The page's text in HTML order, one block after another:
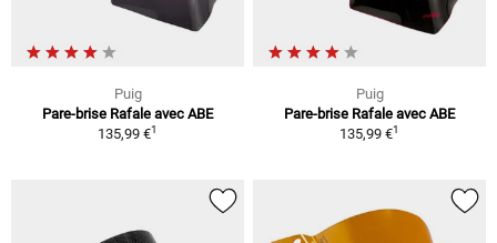
Puig
Pare-brise Rafale avec ABE
135,99 €1
Puig
Pare-brise Rafale avec ABE
135,99 €1